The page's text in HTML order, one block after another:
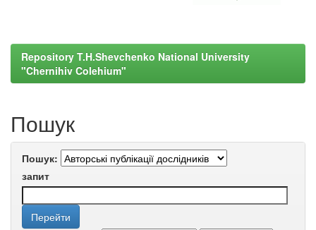
Repository T.H.Shevchenko National University
"Chernihiv Colehium"
Пошук
Пошук:
запит